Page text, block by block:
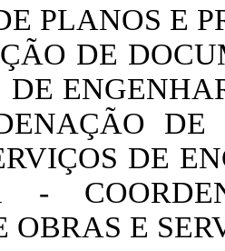
PLANOS E
DE
DE
DE
DE
-
OBRAS E